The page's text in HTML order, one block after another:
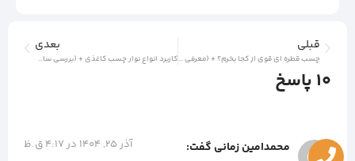
قبلی
چسب قطره ای قوی از کجا بخرم؟ + (معرفی بهترین مارک ها)
بعدی
کاربرد انواع نوار چسب کاغذی + (بررسی سایز و جنس)
10 پاسخ
محمدامین زمانی گفت: آذر 25, 1404 در 4:17 ق.ظ